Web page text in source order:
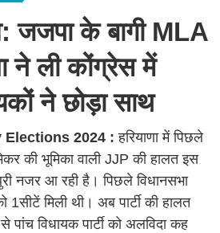
जजपा के बागी MLA
ने ली कोंग्रेस में
ने छोड़ा साथ
Elections 2024 :हरियाणा में पिछले
की भूमिका वाली JJP की हालत इस
नजर आ रही है। पिछले विधानसभा
1सीटें मिली थी। अब पार्टी की हालत
पांच विधायक पार्टी को अलविदा कह